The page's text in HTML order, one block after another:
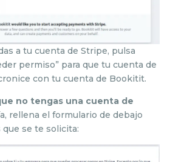
a tu cuenta de Stripe, pulsa
permiso” para que tu cuenta de
con tu cuenta de Bookitit.
no tengas una cuenta de
rellena el formulario de debajo
se te solicita: